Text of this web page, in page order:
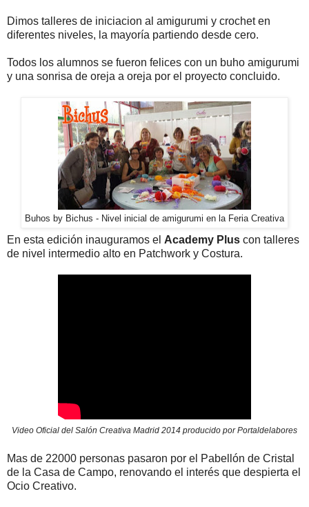
Dimos talleres de iniciacion al amigurumi y crochet en
diferentes niveles, la mayoría partiendo desde cero.
Todos los alumnos se fueron felices con un buho amigurumi
y una sonrisa de oreja a oreja por el proyecto concluido.
Buhos by Bichus - Nivel inicial de amigurumi en la Feria Creativa
En esta edición inauguramos el Academy Plus con talleres
de nivel intermedio alto en Patchwork y Costura.
Video Oficial del Salón Creativa Madrid 2014 producido por Portaldelabores
Mas de 22000 personas pasaron por el Pabellón de Cristal
de la Casa de Campo, renovando el interés que despierta el
Ocio Creativo.